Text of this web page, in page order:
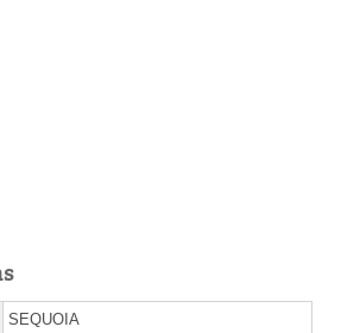
SEQUOIA